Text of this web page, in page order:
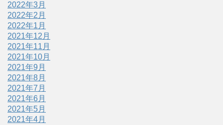
2022年3月
2022年2月
2022年1月
2021年12月
2021年11月
2021年10月
2021年9月
2021年8月
2021年7月
2021年6月
2021年5月
2021年4月